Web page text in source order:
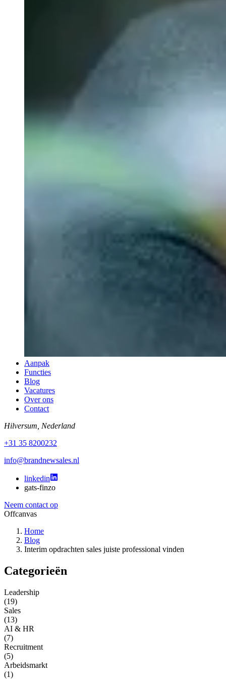
Aanpak
Functies
Blog
Vacatures
Over ons
Contact
Hilversum, Nederland
+31 35 8200232
info@brandnewsales.nl
linkedin
gats-finzo
Neem contact op
Offcanvas
Home
Blog
Interim opdrachten sales juiste professional vinden
Categorieën
Leadership
(19)
Sales
(13)
AI & HR
(7)
Recruitment
(5)
Arbeidsmarkt
(1)